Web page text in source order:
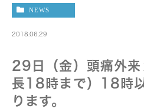
NEWS
2018.06.29
29日（金）頭痛外来
長18時まで）18時
ります。